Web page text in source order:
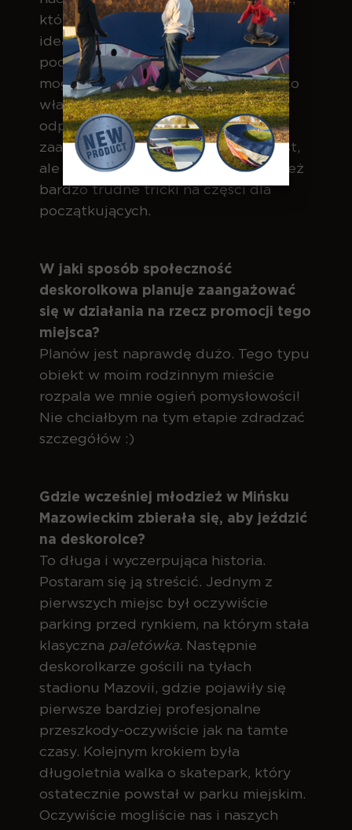
którego w Mińsku nie brakuje, to
idealne elementy i strefy dla
początkujących. Wydawać by się
mogło, że adekwatnie do wielkości to
właśnie duże elementy będą
odpowiednie dla osób
zaawansowanych i faktycznie tak jest,
ale profesjonaliści mogą robić również
bardzo trudne tricki na części dla
początkujących.
W jaki sposób społeczność
deskorolkowa planuje zaangażować
się w działania na rzecz promocji tego
miejsca?
Planów jest naprawdę dużo. Tego typu
obiekt w moim rodzinnym mieście
rozpala we mnie ogień pomysłowości!
Nie chciałbym na tym etapie zdradzać
szczegółów :)
Gdzie wcześniej młodzież w Mińsku
Mazowieckim zbierała się, aby jeździć
na deskorolce?
To długa i wyczerpująca historia.
Postaram się ją streścić. Jednym z
pierwszych miejsc był oczywiście
parking przed rynkiem, na którym stała
klasyczna paletówka. Następnie
deskorolkarze gościli na tyłach
stadionu Mazovii, gdzie pojawiły się
pierwsze bardziej profesjonalne
przeszkody-oczywiście jak na tamte
czasy. Kolejnym krokiem była
długoletnia walka o skatepark, który
ostatecznie powstał w parku miejskim.
Oczywiście mogliście nas i naszych